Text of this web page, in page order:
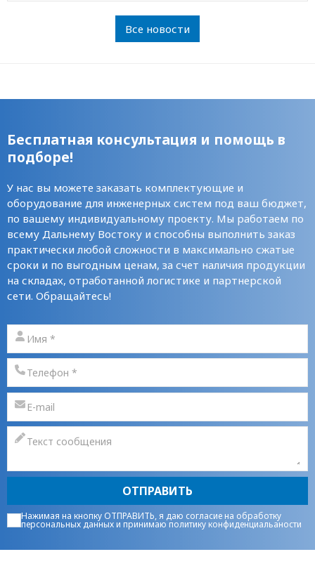
Все новости
Бесплатная консультация и помощь в
подборе!
У нас вы можете заказать комплектующие и
оборудование для инженерных систем под ваш бюджет,
по вашему индивидуальному проекту. Мы работаем по
всему Дальнему Востоку и способны выполнить заказ
практически любой сложности в максимально сжатые
сроки и по выгодным ценам, за счет наличия продукции
на складах, отработанной логистике и партнерской
сети. Обращайтесь!
ОТПРАВИТЬ
Нажимая на кнопку ОТПРАВИТЬ, я даю согласие на обработку
персональных данныхи принимаюполитику конфиденциальаности